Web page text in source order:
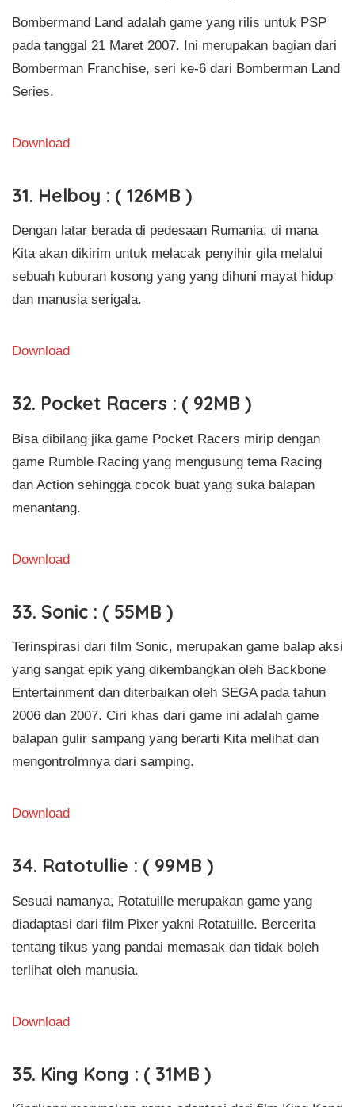
Bombermand Land adalah game yang rilis untuk PSP
pada tanggal 21 Maret 2007. Ini merupakan bagian dari
Bomberman Franchise, seri ke-6 dari Bomberman Land
Series.
Download
31. Helboy : ( 126MB )
Dengan latar berada di pedesaan Rumania, di mana
Kita akan dikirim untuk melacak penyihir gila melalui
sebuah kuburan kosong yang yang dihuni mayat hidup
dan manusia serigala.
Download
32. Pocket Racers : ( 92MB )
Bisa dibilang jika game Pocket Racers mirip dengan
game Rumble Racing yang mengusung tema Racing
dan Action sehingga cocok buat yang suka balapan
menantang.
Download
33. Sonic : ( 55MB )
Terinspirasi dari film Sonic, merupakan game balap aksi
yang sangat epik yang dikembangkan oleh Backbone
Entertainment dan diterbaikan oleh SEGA pada tahun
2006 dan 2007. Ciri khas dari game ini adalah game
balapan gulir sampang yang berarti Kita melihat dan
mengontrolmnya dari samping.
Download
34. Ratotullie : ( 99MB )
Sesuai namanya, Rotatuille merupakan game yang
diadaptasi dari film Pixer yakni Rotatuille. Bercerita
tentang tikus yang pandai memasak dan tidak boleh
terlihat oleh manusia.
Download
35. King Kong : ( 31MB )